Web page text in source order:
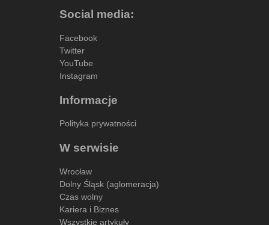
Social media:
Facebook
Twitter
YouTube
Instagram
Informacje
Polityka prywatności
W serwisie
Wrocław
Dolny Śląsk (aglomeracja)
Czas wolny
Kariera i Biznes
Wszystkie artykuły